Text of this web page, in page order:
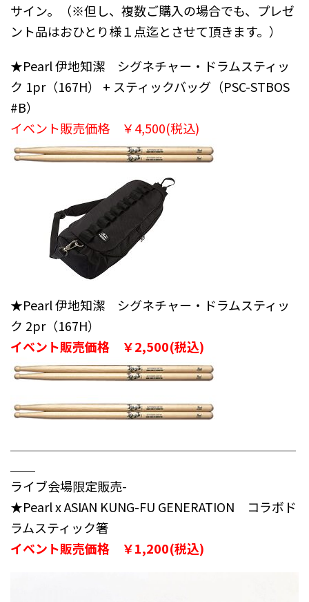
サイン。（※但し、複数ご購入の場合でも、プレゼ
ント品はおひとり様１点迄とさせて頂きます。）
★Pearl 伊地知潔 シグネチャー・ドラムスティッ
ク 1pr（167H） + スティックバッグ（PSC-STBOS
#B）
イベント販売価格 ￥4,500(税込)
★Pearl 伊地知潔 シグネチャー・ドラムスティッ
ク 2pr（167H）
イベント販売価格 ￥2,500(税込)
ライブ会場限定販売-
★Pearl x ASIAN KUNG-FU GENERATION コラボド
ラムスティック箸
イベント販売価格 ￥1,200(税込)